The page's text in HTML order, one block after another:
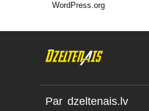
WordPress.org
Par dzeltenais.lv